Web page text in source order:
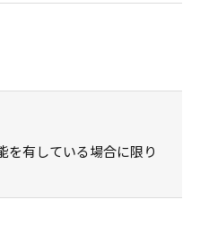
を有している場合に限り